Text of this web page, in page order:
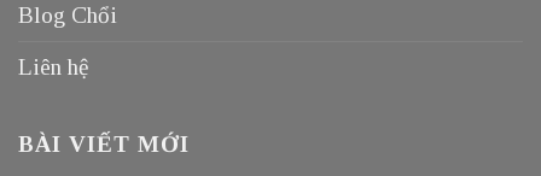
Blog Chổi
Liên hệ
BÀI VIẾT MỚI